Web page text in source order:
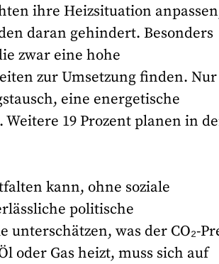
ihre Heizsituation
daran gehindert. Besonders
zwar eine hohe
zur Umsetzung finden. Nur
eine energetische
19 Prozent planen in
kann, ohne soziale
politische
was der CO₂-
oder Gas heizt, muss sich auf